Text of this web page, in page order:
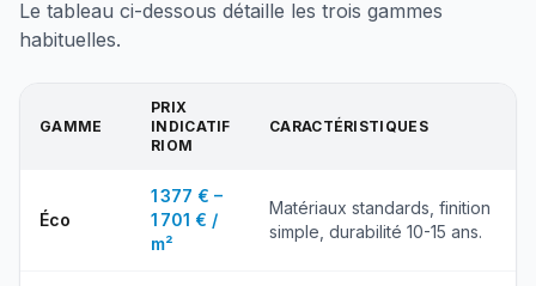
Le tableau ci-dessous détaille les trois gammes
habituelles.
GAMME
PRIX
INDICATIF
RIOM
CARACTÉRISTIQUES
Éco
1 377 € –
1 701 € /
m²
Matériaux standards, finition
simple, durabilité 10-15 ans.